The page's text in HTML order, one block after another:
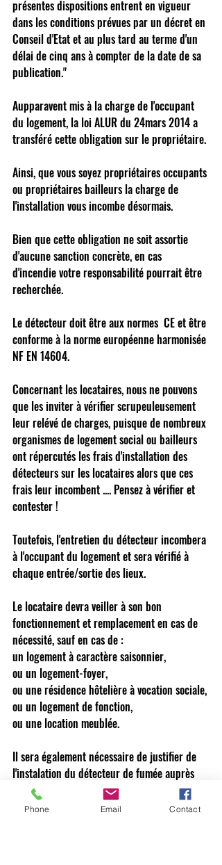
présentes dispositions entrent en vigueur
dans les conditions prévues par un décret en
Conseil d'Etat et au plus tard au terme d'un
délai de cinq ans à compter de la date de sa
publication."
Aupparavent mis à la charge de l'occupant
du logement, la loi ALUR du 24mars 2014 a
transféré cette obligation sur le propriétaire.
Ainsi, que vous soyez propriétaires occupants
ou propriétaires bailleurs la charge de
l'installation vous incombe désormais.
Bien que cette obligation ne soit assortie
d'aucune sanction concrète, en cas
d'incendie votre responsabilité pourrait être
recherchée.
Le détecteur doit être aux normes  CE et être
conforme à la norme européenne harmonisée
NF EN 14604.
Concernant les locataires, nous ne pouvons
que les inviter à vérifier scrupeuleusement
leur relévé de charges, puisque de nombreux
organismes de logement social ou bailleurs
ont répercutés les frais d'installation des
détecteurs sur les locataires alors que ces
frais leur incombent .... Pensez à vérifier et
contester !
Toutefois, l'entretien du détecteur incombera
à l'occupant du logement et sera vérifié à
chaque entrée/sortie des lieux.
Le locataire devra veiller à son bon
fonctionnement et remplacement en cas de
nécessité, sauf en cas de :
un logement à caractère saisonnier,
ou un logement-foyer,
ou une résidence hôtelière à vocation sociale,
ou un logement de fonction,
ou une location meublée.
Il sera également nécessaire de justifier de
l'instalation du détecteur de fumée auprès
de votre assurance....
#actedavocatreims
#avocatreims
Phone Email Contact